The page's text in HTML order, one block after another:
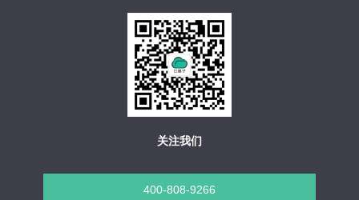
关注我们
400-808-9266